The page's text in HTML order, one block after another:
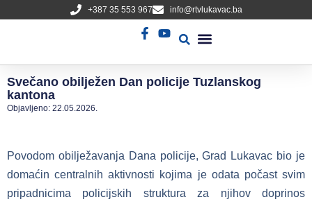
+387 35 553 967 info@rtvlukavac.ba
Svečano obilježen Dan policije Tuzlanskog
kantona
Objavljeno: 22.05.2026.
Povodom obilježavanja Dana policije, Grad Lukavac bio je
domaćin centralnih aktivnosti kojima je odata počast svim
pripadnicima policijskih struktura za njihov doprinos